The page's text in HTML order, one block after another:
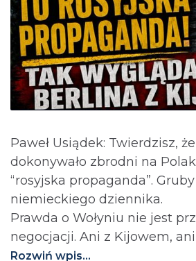
Paweł Usiądek: Twierdzisz,
dokonywało zbrodni na
“rosyjska propaganda”.
niemieckiego dziennika.
Prawda o Wołyniu nie jest
negocjacji. Ani z Kijowem,
Rozwiń wpis...